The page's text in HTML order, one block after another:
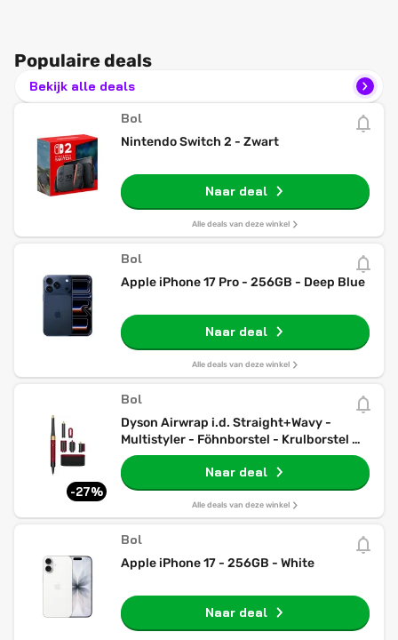
Populaire deals
Bekijk alle deals
Bol
Nintendo Switch 2 - Zwart
Naar deal
Alle deals van deze winkel
Bol
Apple iPhone 17 Pro - 256GB - Deep Blue
Naar deal
Alle deals van deze winkel
-27%
Bol
Dyson Airwrap i.d. Straight+Wavy -
Multistyler - Föhnborstel - Krulborstel -
Red Velvet/Goud
Naar deal
Alle deals van deze winkel
Bol
Apple iPhone 17 - 256GB - White
Naar deal